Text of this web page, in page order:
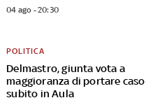
04 ago - 20:30
Delmastro, giunta vota a
maggioranza di portare caso
subito in Aula
POLITICA